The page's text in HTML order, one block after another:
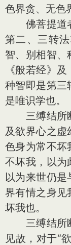
色界贪、无色
佛菩提道者
第二、三转
智、别相智、
《般若经》
种智即是第三
是唯识学也。
三缚结所断
及欲界心之虚
色身为常不坏
不坏我，以为
以为来世仍是
界有情之身见
坏我也。
三缚结所断
见故，对于“